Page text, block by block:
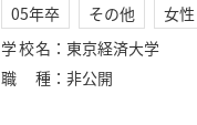
05年卒 その他
女性
学校名 ： 東京経済大学
職種 ： 非公開